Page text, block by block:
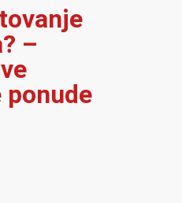
–
ponude